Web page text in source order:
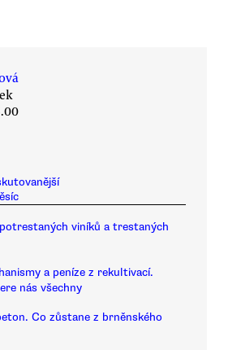
viníků a trestaných
a peníze z rekultivací.
nás všechny
Co zůstane z brněnského